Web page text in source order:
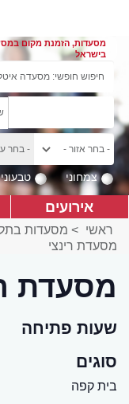
מסעדות, הזמנת מקום
בישראל
צמחוני טבעוני
אירועים
ראשי > מסעדות
מסעדת רינצי
מסעדת
שעות פתיחה
סוגים
בית קפה